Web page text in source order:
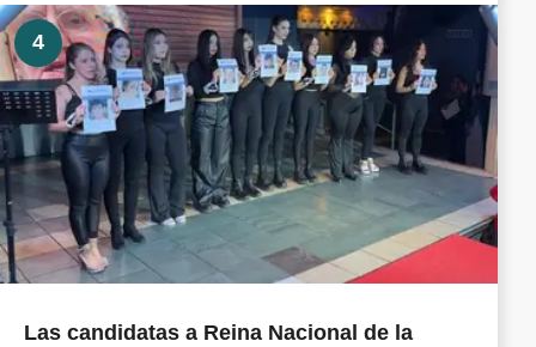
4
Las candidatas a Reina Nacional de la